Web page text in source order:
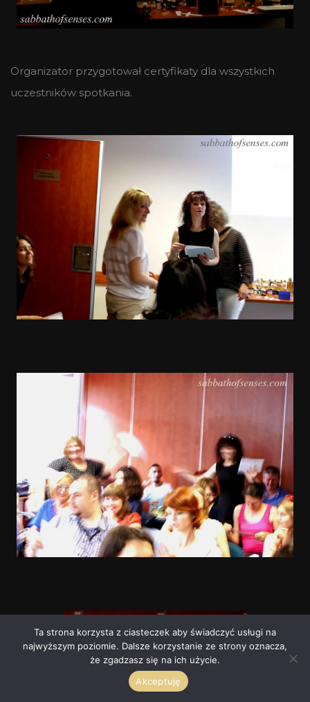
Organizator przygotował certyfikaty dla wszystkich
uczestników spotkania.
Ta strona korzysta z ciasteczek aby świadczyć usługi na
najwyższym poziomie. Dalsze korzystanie ze strony oznacza,
że zgadzasz się na ich użycie.
Akceptuję